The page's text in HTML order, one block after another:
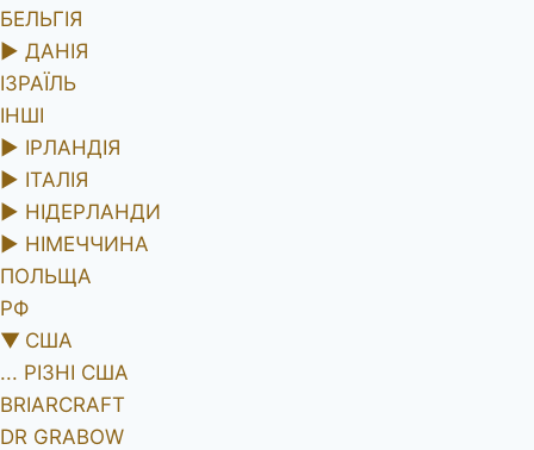
БЕЛЬГІЯ
► ДАНІЯ
ІЗРАЇЛЬ
ІНШІ
► ІРЛАНДІЯ
► ІТАЛІЯ
► НІДЕРЛАНДИ
► НІМЕЧЧИНА
ПОЛЬЩА
РФ
▼ США
... РІЗНІ США
BRIARCRAFT
DR GRABOW